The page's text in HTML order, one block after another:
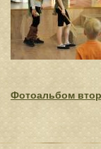
Фотоальбом